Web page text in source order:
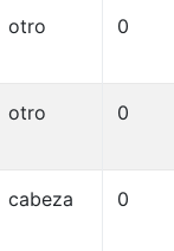
otro 0
otro 0
cabeza 0